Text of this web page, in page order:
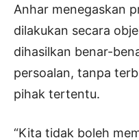
Anhar menegaskan
dilakukan secara
dihasilkan benar-
persoalan, tanpa
pihak tertentu.
“Kita tidak boleh